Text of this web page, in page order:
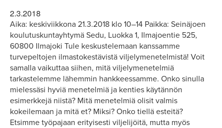
2.3.2018
Aika: keskiviikkona 21.3.2018 klo 10–14 Paikka: Seinäjoen
koulutuskuntayhtymä Sedu, Luokka 1, Ilmajoentie 525,
60800 Ilmajoki Tule keskustelemaan kanssamme
turvepeltojen ilmastokestävistä viljelymenetelmistä! Voit
samalla vaikuttaa siihen, mitä viljelymenetelmiä
tarkastelemme lähemmin hankkeessamme. Onko sinulla
mielessäsi hyviä menetelmiä ja kenties käytännön
esimerkkejä niistä? Mitä menetelmiä olisit valmis
kokeilemaan ja mitä et? Miksi? Onko tiellä esteitä?
Etsimme työpajaan erityisesti viljelijöitä, mutta myös